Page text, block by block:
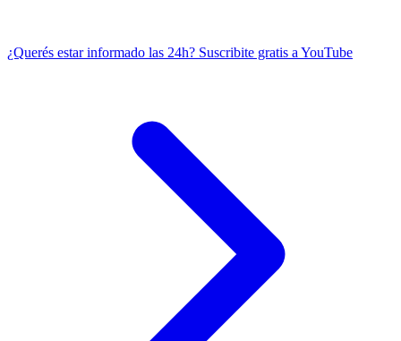
¿Querés estar informado las 24h? Suscribite gratis a YouTube